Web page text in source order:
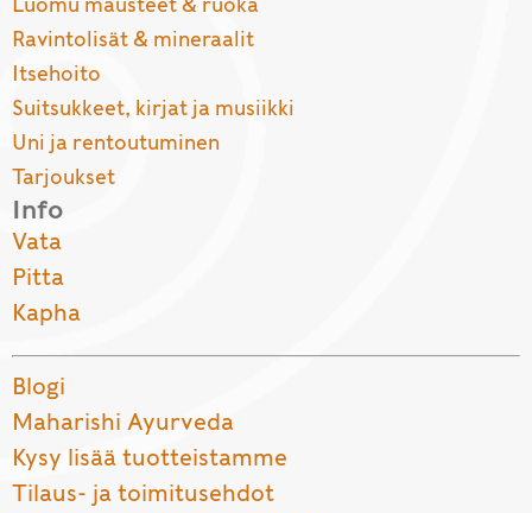
Luomu mausteet & ruoka
Ravintolisät & mineraalit
Itsehoito
Suitsukkeet, kirjat ja musiikki
Uni ja rentoutuminen
Tarjoukset
Info
Vata
Pitta
Kapha
Blogi
Maharishi Ayurveda
Kysy lisää tuotteistamme
Tilaus- ja toimitusehdot